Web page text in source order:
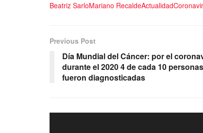
Beatriz SarloMariano RecaldeActualidad
Previous Post
Día Mundial del Cáncer: por el
durante el 2020 4 de cada 10
fueron diagnosticadas